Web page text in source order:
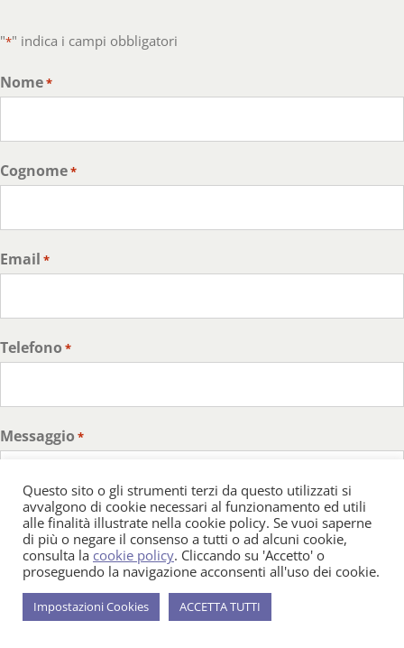
"*" indica i campi obbligatori
Nome*
Cognome*
Email *
Telefono *
Messaggio *
Questo sito o gli strumenti terzi da questo utilizzati si
avvalgono di cookie necessari al funzionamento ed utili
alle finalità illustrate nella cookie policy. Se vuoi saperne
di più o negare il consenso a tutti o ad alcuni cookie,
consulta la cookie policy. Cliccando su 'Accetto' o
proseguendo la navigazione acconsenti all'uso dei cookie.
Impostazioni Cookies ACCETTA TUTTI